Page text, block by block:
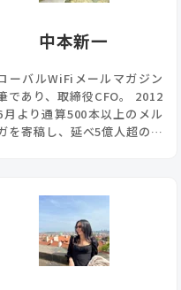
中本新一
ーバルWiFiメールマガジン
であり、取締役CFO。 2012
月より通算500本以上のメル
を寄稿し、延べ5億人超の読